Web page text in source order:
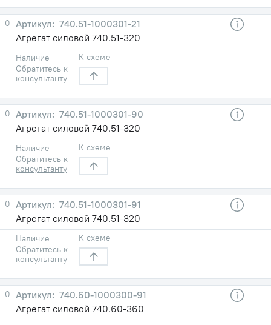
0
740.51-1000301-21
Агрегат силовой 740.51-320
Наличие
Обратитесь к
консультанту
К схеме
0
740.51-1000301-90
Агрегат силовой 740.51-320
Наличие
Обратитесь к
консультанту
К схеме
0
740.51-1000301-91
Агрегат силовой 740.51-320
Наличие
Обратитесь к
консультанту
К схеме
0
740.60-1000300-91
Агрегат силовой 740.60-360